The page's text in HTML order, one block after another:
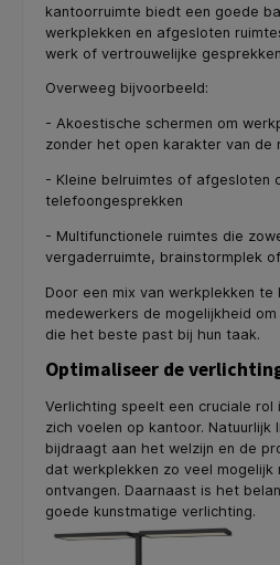
kantoorruimte biedt een goede
werkplekken en afgesloten
werk of vertrouwelijke
Overweeg bijvoorbeeld:
- Akoestische schermen om
zonder het open karakter van de
- Kleine belruimtes of afgesloten
telefoongesprekken
- Multifunctionele ruimtes die
vergaderruimte, brainstormplek
Door een mix van werkplekken te
medewerkers de mogelijkheid
die het beste past bij hun taak.
Optimaliseer de
Verlichting speelt een cruciale rol
zich voelen op kantoor.
bijdraagt aan het welzijn en de
dat werkplekken zo veel mogelijk
ontvangen. Daarnaast is het
goede kunstmatige verlichting.